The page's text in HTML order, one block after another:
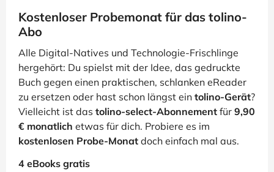
Kostenloser Probemonat für das tolino-
Abo
Alle Digital-Natives und Technologie-Frischlinge
hergehört: Du spielst mit der Idee, das gedruckte
Buch gegen einen praktischen, schlanken eReader
zu ersetzen oder hast schon längst ein tolino-Gerät?
Vielleicht ist das tolino-select-Abonnement für 9,90
€ monatlich etwas für dich. Probiere es im
kostenlosen Probe-Monat doch einfach mal aus.
4 eBooks gratis